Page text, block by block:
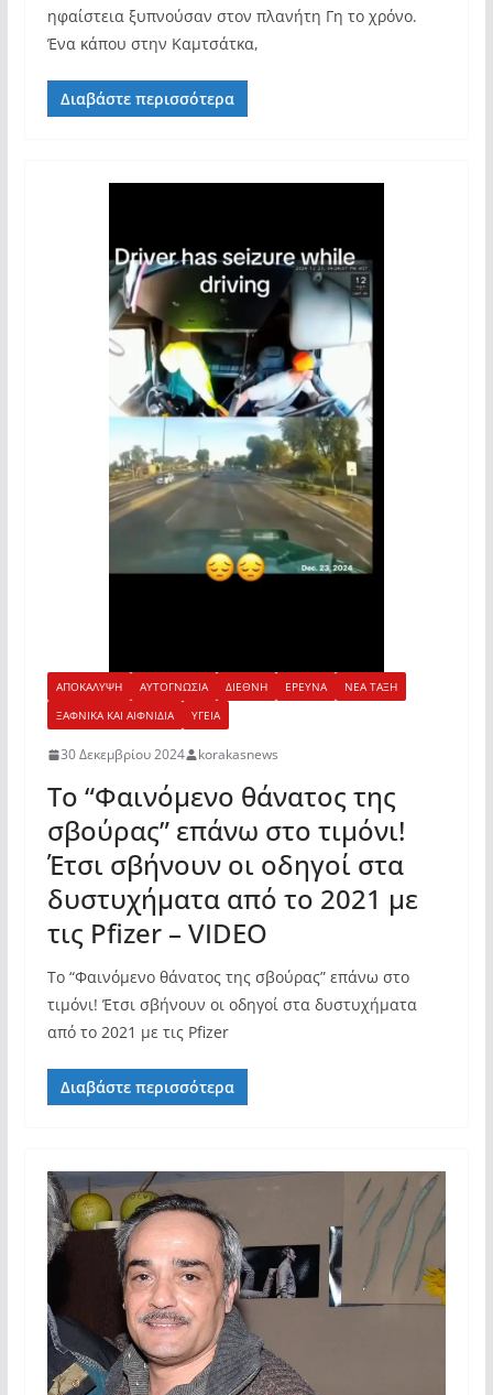
ηφαίστεια ξυπνούσαν στον πλανήτη Γη το χρόνο.
Ένα κάπου στην Καμτσάτκα,
Διαβάστε περισσότερα
ΑΠΟΚΑΛΥΨΗ ΑΥΤΟΓΝΩΣΙΑ ΔΙΕΘΝΗ ΕΡΕΥΝΑ
ΝΕΑ ΤΑΞΗ
ΞΑΦΝΙΚΑ ΚΑΙ ΑΙΦΝΙΔΙΑ
ΥΓΕΙΑ
30 Δεκεμβρίου 2024 korakasnews
Το “Φαινόμενο θάνατος της
σβούρας” επάνω στο τιμόνι!
Έτσι σβήνουν οι οδηγοί στα
δυστυχήματα από το 2021 με
τις Pfizer – VIDEO
Το “Φαινόμενο θάνατος της σβούρας” επάνω στο
τιμόνι! Έτσι σβήνουν οι οδηγοί στα δυστυχήματα
από το 2021 με τις Pfizer
Διαβάστε περισσότερα